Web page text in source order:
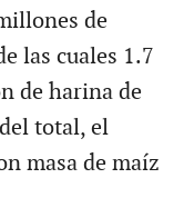
de
las cuales 1.7
de harina de
total, el
masa de maíz